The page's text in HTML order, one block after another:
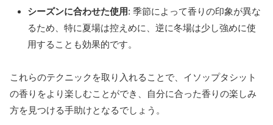
シーズンに合わせた使用: 季節によって香りの印象が異な
るため、特に夏場は控えめに、逆に冬場は少し強めに使
用することも効果的です。
これらのテクニックを取り入れることで、イソップタシット
の香りをより楽しむことができ、自分に合った香りの楽しみ
方を見つける手助けとなるでしょう。